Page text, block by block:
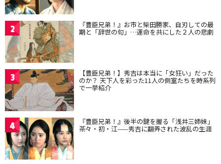
2 『豊臣兄弟！』お市と柴田勝家、自刃しての最
期と「辞世の句」…運命を共にした２人の悲劇
3 【豊臣兄弟！】秀吉は本当に「女狂い」だった
のか？ 天下人を彩った11人の側室たちを時系列
で一挙紹介
4 『豊臣兄弟！』後半の鍵を握る「浅井三姉妹」
茶々・初・江——秀吉に翻弄された波乱の生涯